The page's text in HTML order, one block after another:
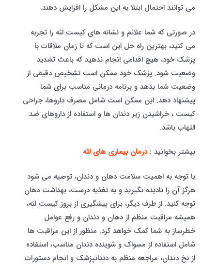
می توانند احتمال ابتلا به این مشکل را افزایش دهند.
در صورتی که شما علائم و نشانه های کیست لثه را تجربه
می کنید، بهترین راه حل این است که تا زمان ملاقات با
پزشک خود، هیچ اقدامی انجام ندهید که باعث تشدید
وضعیت شود. پزشک خود ممکن است تشخیص دقیقی از
وضعیت شما بدهد و برنامه درمانی مناسب برای شما
پیشنهاد دهد. این ممکن است شامل مصرف داروها، جراحی
کیست ، خراشیدن زیر دندان ها و استفاده از داروهای ضد
التهاب باشد.
بیشتر بخوانید :درمان بیماری های لثه
با توجه به اهمیت سلامت دهان و دندان، توصیه می شود
هرگز آن را نادیده نگیرید و به تغذیه درست، بهداشت دهان
توجه کنید. از طرف دیگر، برای پیشگیری از بروز کیست لثه،
همیشه مراقبت منظم از دهان و دندان و رفع عوامل
خطرساز به شما کمک خواهد کرد. منظور از این مراقبت ها
شامل استفاده از مسواک و شوینده دندان مناسب، استفاده
از نخ دندان، مراجعه منظم به دندانپزشک و انجام دستورات